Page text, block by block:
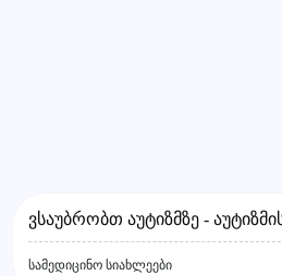
ვსაუბრობთ აუტიზმზე -
სამედიცინო სიახლეები